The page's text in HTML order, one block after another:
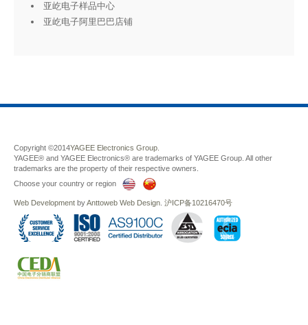
亚屹电子样品中心
亚屹电子阿里巴巴店铺
Copyright ©2014YAGEE Electronics Group.
YAGEE® and YAGEE Electronics® are trademarks of YAGEE Group. All other
trademarks are the property of their respective owners.
Choose your country or region
Web Development byAnttoweb Web Design 沪ICP备10216470号